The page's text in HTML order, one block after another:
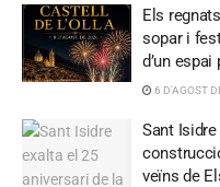
Els
sopar i
d’un
6 D'AGOST
Sant
veïns de